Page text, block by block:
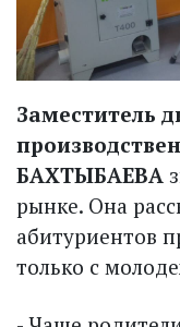
Заместитель
БАХТЫБАЕВА
рынке. Она
абитуриентов
только с